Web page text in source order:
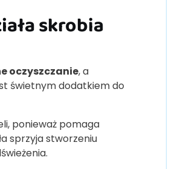
skrobia
oczyszczanie, a
świetnym dodatkiem do
ponieważ pomaga
sprzyja stworzeniu